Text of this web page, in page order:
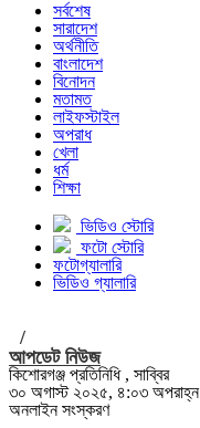
সর্বশেষ
সারাদেশ
অর্থনীতি
বাংলাদেশ
বিনোদন
মতামত
লাইফস্টাইল
অপরাধ
খেলা
ধর্ম
শিক্ষা
ভিডিও স্টোরি
ফটো স্টোরি
ফটোগ্যালারি
ভিডিও গ্যালারি
/
আপডেট নিউজ
কিশোরগঞ্জ প্রতিনিধি , সাব্বির
৩০ অগাস্ট ২০২৫, ৪:০৩ অপরাহ্ন
অনলাইন সংস্করণ